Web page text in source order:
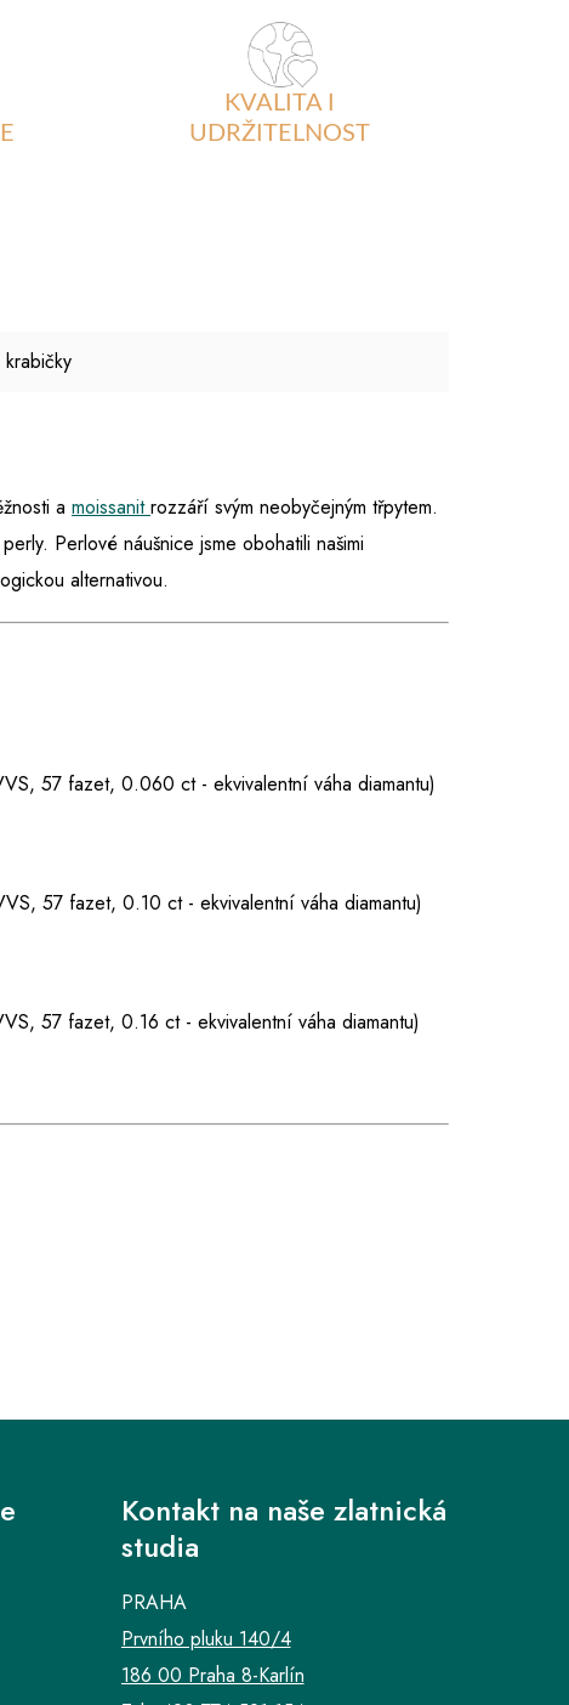
KVALITA I
UDRŽITELNOST
a moissanitrozzáří svým neobyčejným třpytem.
Perlové náušnice jsme obohatili našimi
alternativou.
57 fazet, 0.060 ct - ekvivalentní váha diamantu)
57 fazet, 0.10 ct - ekvivalentní váha diamantu)
57 fazet, 0.16 ct - ekvivalentní váha diamantu)
Kontakt na naše zlatnická
studia
PRAHA
Prvního pluku 140/4
186 00 Praha 8-Karlín